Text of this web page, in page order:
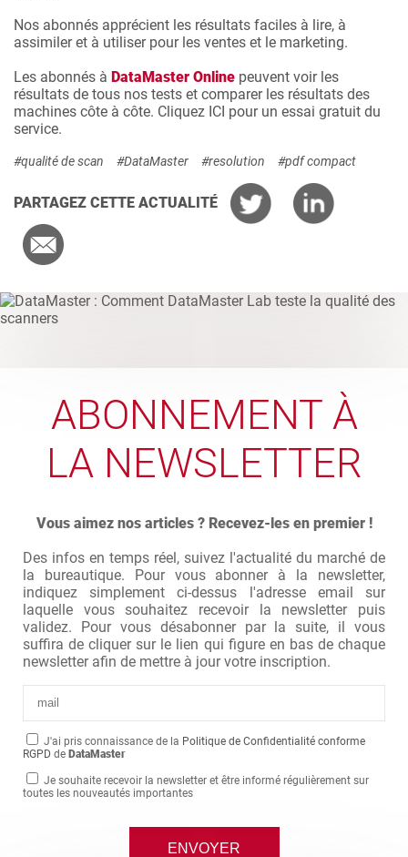
Nos abonnés apprécient les résultats faciles à lire, à
assimiler et à utiliser pour les ventes et le marketing.
Les abonnés à DataMaster Online peuvent voir les
résultats de tous nos tests et comparer les résultats des
machines côte à côte. Cliquez ICI pour un essai gratuit du
service.
#qualité de scan #DataMaster #resolution #pdf compact
PARTAGEZ CETTE ACTUALITÉ
ABONNEMENT À
LA NEWSLETTER
Vous aimez nos articles ? Recevez-les en premier !
Des infos en temps réel, suivez l'actualité du marché de
la bureautique. Pour vous abonner à la newsletter,
indiquez simplement ci-dessus l'adresse email sur
laquelle vous souhaitez recevoir la newsletter puis
validez. Pour vous désabonner par la suite, il vous
suffira de cliquer sur le lien qui figure en bas de chaque
newsletter afin de mettre à jour votre inscription.
J'ai pris connaissance de la Politique de Confidentialité conforme
RGPD de DataMaster
Je souhaite recevoir la newsletter et être informé régulièrement sur
toutes les nouveautés importantes